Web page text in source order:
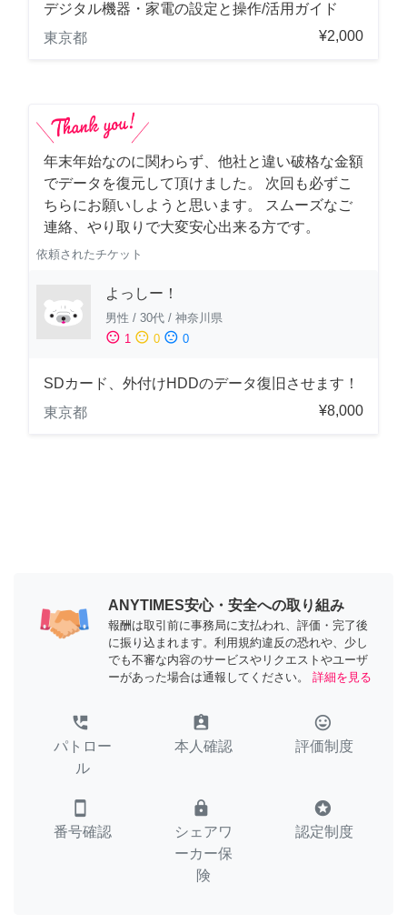
デジタル機器・家電の設定と操作/活用ガイド
東京都
¥2,000
年末年始なのに関わらず、他社と違い破格な金額
でデータを復元して頂けました。 次回も必ずこ
ちらにお願いしようと思います。 スムーズなご
連絡、やり取りで大変安心出来る方です。
依頼されたチケット
よっしー！
男性 / 30代 / 神奈川県
sentiment_satisfied 1 sentiment_neutral 0 sentiment_dissatisfied 0
SDカード、外付けHDDのデータ復旧させます！
東京都
¥8,000
ANYTIMES安心・安全への取り組み
報酬は取引前に事務局に支払われ、評価・完了後
に振り込まれます。利用規約違反の恐れや、少し
でも不審な内容のサービスやリクエストやユーザ
ーがあった場合は通報してください。
詳細を見る
perm_phone_msg
パトロー
ル
assignment_ind
本人確認
tag_faces
評価制度
smartphone
番号確認
lock
シェアワ
ーカー保
険
stars
認定制度